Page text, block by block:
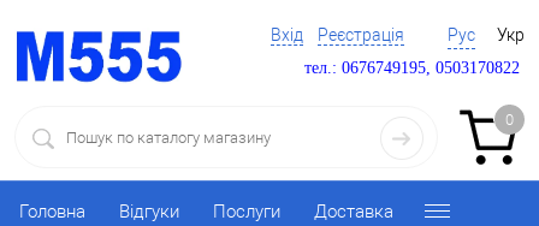
Вхід Реєстрація Рус Укр
тел.: 0676749195, 0503170822
0
Головна Відгуки Послуги Доставка